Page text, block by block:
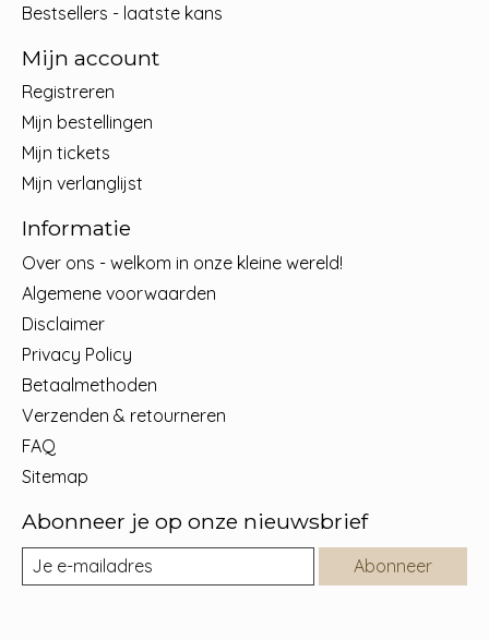
Bestsellers - laatste kans
Mijn account
Registreren
Mijn bestellingen
Mijn tickets
Mijn verlanglijst
Informatie
Over ons - welkom in onze kleine wereld!
Algemene voorwaarden
Disclaimer
Privacy Policy
Betaalmethoden
Verzenden & retourneren
FAQ
Sitemap
Abonneer je op onze nieuwsbrief
Abonneer